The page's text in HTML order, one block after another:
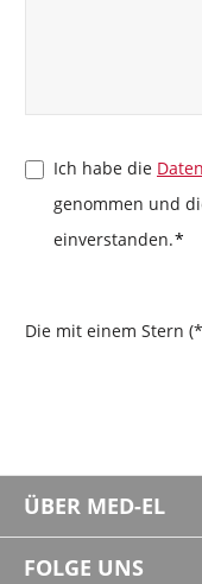
Ich habe die
genommen und
einverstanden.*
Die mit einem Stern
ÜBER MED-EL
FOLGE UNS